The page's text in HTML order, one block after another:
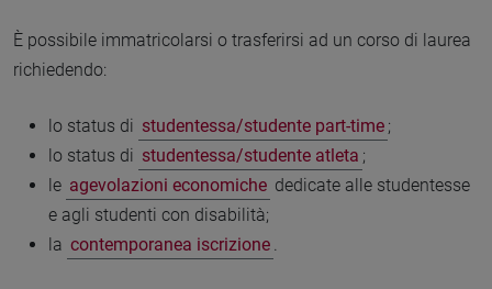
È possibile immatricolarsi o trasferirsi ad un corso di laurea
richiedendo:
lo status di studentessa/studente part-time ;
lo status di studentessa/studente atleta ;
le agevolazioni economiche dedicate alle studentesse
e agli studenti con disabilità;
la contemporanea iscrizione .